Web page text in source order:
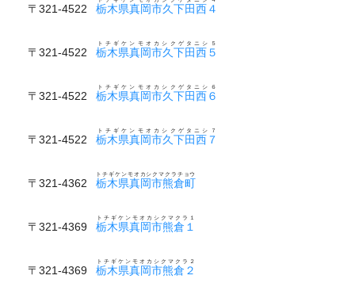
〒321-4522 栃木県真岡市久下田西４
〒321-4522 栃木県真岡市久下田西５
トチギケンモオカシクゲタニシ５
〒321-4522 栃木県真岡市久下田西６
トチギケンモオカシクゲタニシ６
〒321-4522 栃木県真岡市久下田西７
トチギケンモオカシクゲタニシ７
〒321-4362 栃木県真岡市熊倉町
トチギケンモオカシクマクラチョウ
〒321-4369 栃木県真岡市熊倉１
トチギケンモオカシクマクラ１
〒321-4369 栃木県真岡市熊倉２
トチギケンモオカシクマクラ２